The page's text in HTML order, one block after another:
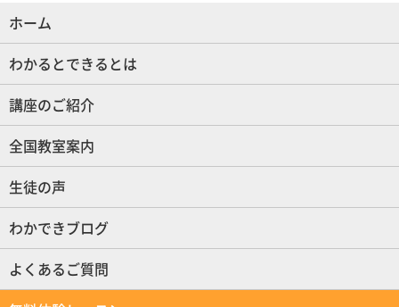
ホーム
わかるとできるとは
講座のご紹介
全国教室案内
生徒の声
わかできブログ
よくあるご質問